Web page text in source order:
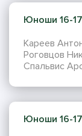
Юноши 16-17
Кареев
Роговцов
Спальвис
Юноши 16-17